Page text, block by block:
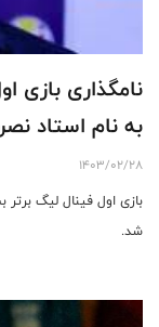
نامگذاری بازی‌
به نام استاد
1403/02/28
بازی اول فینال لیگ برتر
شد.